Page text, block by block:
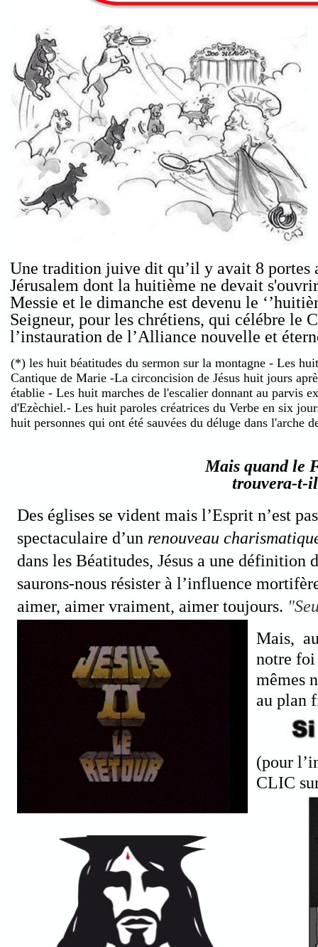
Une tradition juive dit qu’il y avait 8 portes
Jérusalem dont la huitième ne devait
Messie et le dimanche est devenu le
Seigneur, pour les chrétiens, qui célébre le
l’instauration de l’Alliance nouvelle et
(*) les huit béatitudes du sermon sur la montagne - Les
Cantique de Marie -La circoncision de Jésus huit jours
établie - Les huit marches de l'escalier donnant au parvis
d'Ezèchiel.- Les huit paroles créatrices du Verbe en six
huit personnes qui ont été sauvées du déluge dans l'arche
Mais quand le
trouvera-t-
Des églises se vident mais l’Esprit n’est
spectaculaire d’un renouveau
dans les Béatitudes, Jésus a une définition
saurons-nous résister à l’influence
aimer, aimer vraiment, aimer toujours.
Mais,
notre foi
mêmes
au plan
(pour
CLIC